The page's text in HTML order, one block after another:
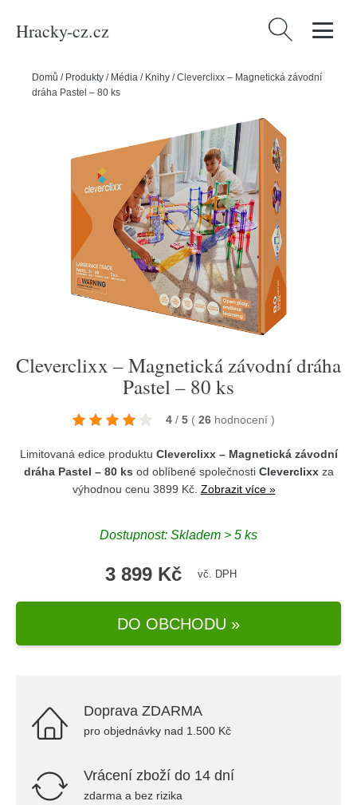
Hracky-cz.cz Vyhledávání
Domů / Produkty / Média / Knihy /Cleverclixx – Magnetická závodní
dráha Pastel – 80 ks
Cleverclixx – Magnetická závodní dráha
Pastel – 80 ks
4 / 5 ( 26 hodnocení )
Limitovaná edice produktu Cleverclixx – Magnetická závodní
dráha Pastel – 80 ks od oblíbené společnosti Cleverclixxza
výhodnou cenu 3899 Kč. Zobrazit více »
Dostupnost: Skladem > 5 ks
3 899 Kč vč. DPH
DO OBCHODU »
Doprava ZDARMA
pro objednávky nad 1.500 Kč
Vrácení zboží do 14 dní
zdarma a bez rizika